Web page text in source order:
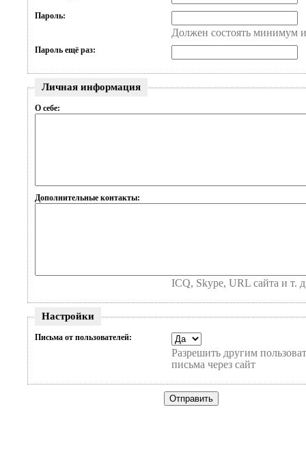
Пароль:
Должен состоять минимум
Пароль ещё раз:
Личная информация
О себе:
Дополнительные контакты:
ICQ, Skype, URL сайта и т.
Настройки
Письма от пользователей:
Разрешить другим
письма через сайт